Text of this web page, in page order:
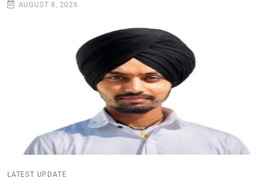
AUGUST 8, 2026
LATEST UPDATE